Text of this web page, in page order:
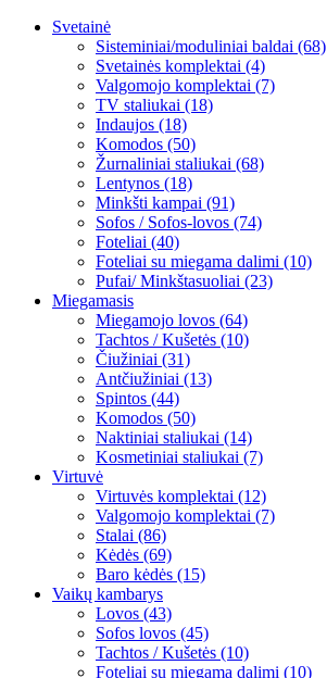
Svetainė
Sisteminiai/moduliniai baldai (68)
Svetainės komplektai (4)
Valgomojo komplektai (7)
TV staliukai (18)
Indaujos (18)
Komodos (50)
Žurnaliniai staliukai (68)
Lentynos (18)
Minkšti kampai (91)
Sofos / Sofos-lovos (74)
Foteliai (40)
Foteliai su miegama dalimi (10)
Pufai/ Minkštasuoliai (23)
Miegamasis
Miegamojo lovos (64)
Tachtos / Kušetės (10)
Čiužiniai (31)
Antčiužiniai (13)
Spintos (44)
Komodos (50)
Naktiniai staliukai (14)
Kosmetiniai staliukai (7)
Virtuvė
Virtuvės komplektai (12)
Valgomojo komplektai (7)
Stalai (86)
Kėdės (69)
Baro kėdės (15)
Vaikų kambarys
Lovos (43)
Sofos lovos (45)
Tachtos / Kušetės (10)
Foteliai su miegama dalimi (10)